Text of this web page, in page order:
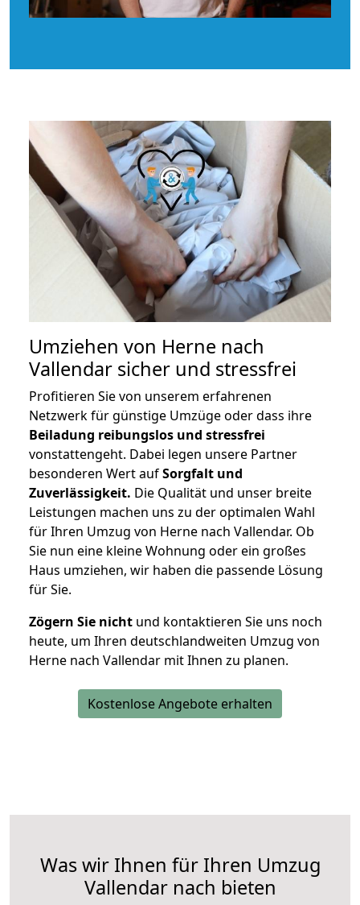
Umziehen von Herne nach
Vallendar sicher und stressfrei
Profitieren Sie von unserem erfahrenen
Netzwerk für günstige Umzüge oder dass ihre
Beiladung reibungslos und stressfrei
vonstattengeht. Dabei legen unsere Partner
besonderen Wert aufSorgfalt und
Zuverlässigkeit. Die Qualität und unser breite
Leistungen machen uns zu der optimalen Wahl
für Ihren Umzug von Herne nach Vallendar. Ob
Sie nun eine kleine Wohnung oder ein großes
Haus umziehen, wir haben die passende Lösung
für Sie.
Zögern Sie nicht und kontaktieren Sie uns noch
heute, um Ihren deutschlandweiten Umzug von
Herne nach Vallendar mit Ihnen zu planen.
Kostenlose Angebote erhalten
Was wir Ihnen für Ihren Umzug
Vallendar nach bieten